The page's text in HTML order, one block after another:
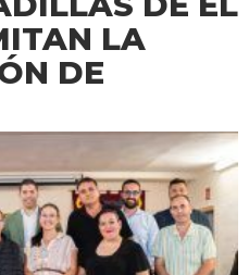
LA
DE